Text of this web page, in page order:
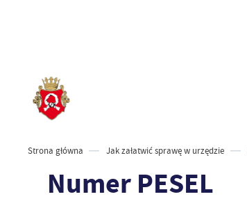
Strona główna Jak załatwić sprawę w urzędzie
Numer PESEL